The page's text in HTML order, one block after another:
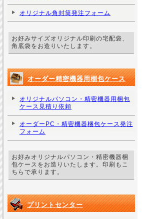
オリジナル角封筒発注フォーム
お好みサイズオリジナル印刷の宅配袋、
角底袋をお造りいたします。
オーダー精密機器用梱包ケース
オリジナルパソコン・精密機器用梱包
ケース見積り依頼
オーダーPC・精密機器梱包ケース発注
フォーム
お好みオリジナルパソコン・精密機器梱
包ケースをお造りいたします。印刷もこ
ちらで承ります。
プリントセンター